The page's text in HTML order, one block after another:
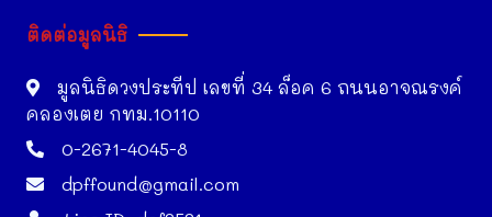
ติดต่อมูลนิธิ
มูลนิธิดวงประทีป เลขที่ 34 ล็อค 6 ถนนอาจณรงค์
คลองเตย กทม.10110
0-2671-4045-8
dpffound@gmail.com